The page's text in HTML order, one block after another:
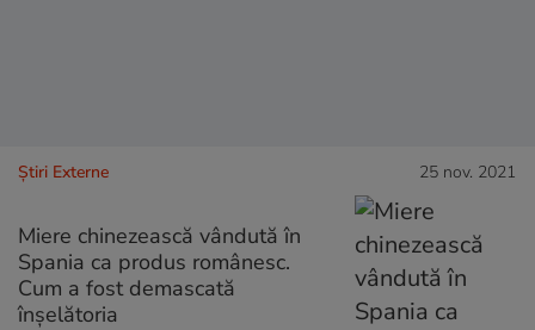
Știri Externe 25 nov. 2021
Miere chinezească vândută în
Spania ca produs românesc.
Cum a fost demascată
înșelătoria